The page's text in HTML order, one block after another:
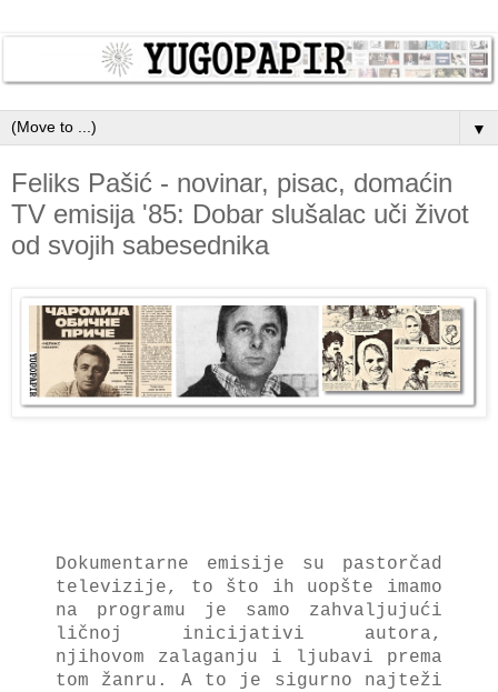
▼
Feliks Pašić - novinar, pisac, domaćin
TV emisija '85: Dobar slušalac uči život
od svojih sabesednika
Dokumentarne emisije su pastorčad
televizije, to što ih uopšte imamo
na programu je samo zahvaljujući
ličnoj inicijativi autora,
njihovom zalaganju i ljubavi prema
tom žanru. A to je sigurno najteži